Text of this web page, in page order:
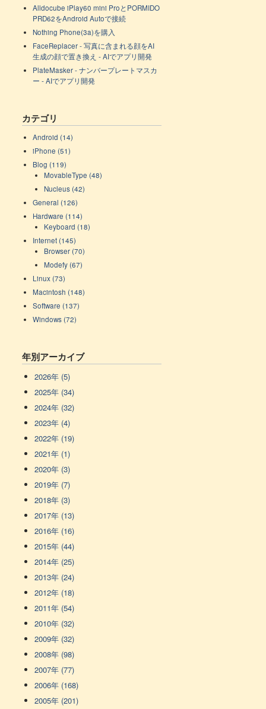
Alldocube iPlay60 mini ProとPORMIDO
PRD62をAndroid Autoで接続
Nothing Phone(3a)を購入
FaceReplacer - 写真に含まれる顔をAI
生成の顔で置き換え - AIでアプリ開発
PlateMasker - ナンバープレートマスカ
ー - AIでアプリ開発
カテゴリ
Android (14)
iPhone (51)
Blog (119)
MovableType (48)
Nucleus (42)
General (126)
Hardware (114)
Keyboard (18)
Internet (145)
Browser (70)
Modefy (67)
Linux (73)
Macintosh (148)
Software (137)
Windows (72)
年別アーカイブ
2026年 (5)
2025年 (34)
2024年 (32)
2023年 (4)
2022年 (19)
2021年 (1)
2020年 (3)
2019年 (7)
2018年 (3)
2017年 (13)
2016年 (16)
2015年 (44)
2014年 (25)
2013年 (24)
2012年 (18)
2011年 (54)
2010年 (32)
2009年 (32)
2008年 (98)
2007年 (77)
2006年 (168)
2005年 (201)